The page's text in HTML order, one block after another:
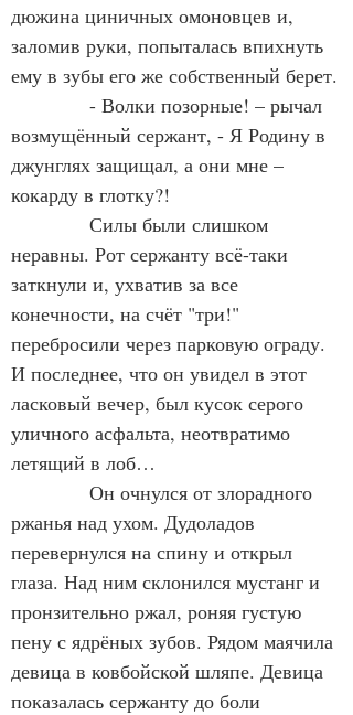
дюжина циничных омоновцев и,
заломив руки, попыталась впихнуть
ему в зубы его же собственный берет.
- Волки позорные! – рычал
возмущённый сержант, - Я Родину в
джунглях защищал, а они мне –
кокарду в глотку?!
Силы были слишком
неравны. Рот сержанту всё-таки
заткнули и, ухватив за все
конечности, на счёт "три!"
перебросили через парковую ограду.
И последнее, что он увидел в этот
ласковый вечер, был кусок серого
уличного асфальта, неотвратимо
летящий в лоб…
Он очнулся от злорадного
ржанья над ухом. Дудоладов
перевернулся на спину и открыл
глаза. Над ним склонился мустанг и
пронзительно ржал, роняя густую
пену с ядрёных зубов. Рядом маячила
девица в ковбойской шляпе. Девица
показалась сержанту до боли